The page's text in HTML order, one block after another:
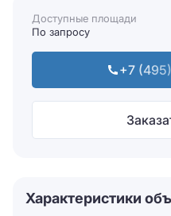
Доступные площади
По запросу
+7
Характеристики